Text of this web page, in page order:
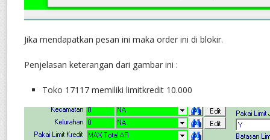
Jika mendapatkan pesan ini maka order ini di blokir.
Penjelasan keterangan dari gambar ini :
Toko 17117 memiliki limitkredit 10.000